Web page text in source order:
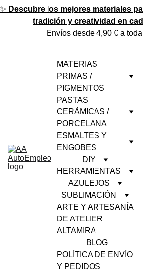
✨ Descubre los mejores materiales
tradición y creatividad en
Envíos desde 4,90 € a
MATERIAS
PRIMAS /
PIGMENTOS
PASTAS
CERÁMICAS /
PORCELANA
ESMALTES Y
ENGOBES
DIY
HERRAMIENTAS
AZULEJOS
SUBLIMACIÓN
ARTE Y ARTESANÍA
DE ATELIER
ALTAMIRA
BLOG
POLÍTICA DE ENVÍO
Y PEDIDOS